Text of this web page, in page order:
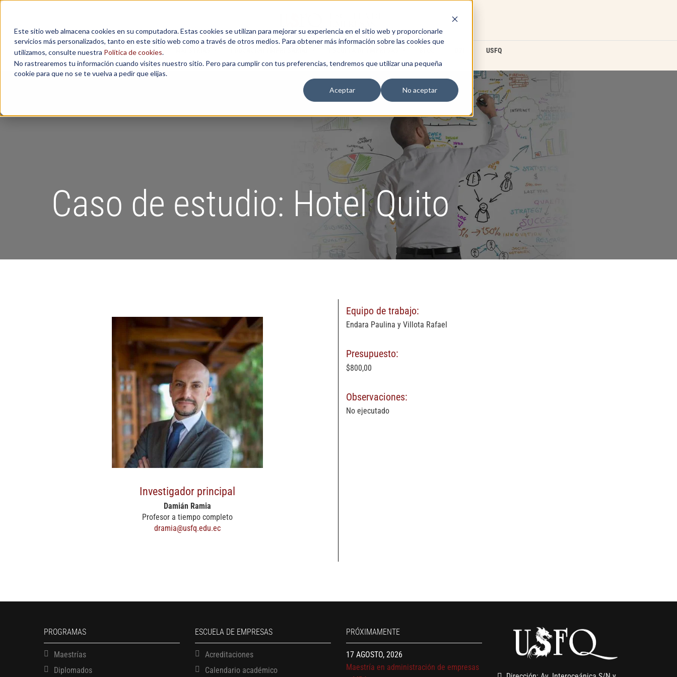
Este sitio web almacena cookies en su computadora. Estas cookies se utilizan para mejorar su experiencia en el sitio web y proporcionarle
servicios más personalizados, tanto en este sitio web como a través de otros medios. Para obtener más información sobre las cookies que
utilizamos, consulte nuestra Política de cookies.
No rastrearemos tu información cuando visites nuestro sitio. Pero para cumplir con tus preferencias, tendremos que utilizar una pequeña
cookie para que no se te vuelva a pedir que elijas.
Aceptar
No aceptar
USFQ
Caso de estudio: Hotel Quito
Investigador principal
Damián Ramia
Profesor a tiempo completo
dramia@usfq.edu.ec
Equipo de trabajo:
Endara Paulina y Villota Rafael
Presupuesto:
$800,00
Observaciones:
No ejecutado
PROGRAMAS
Maestrías
Diplomados
ESCUELA DE EMPRESAS
Acreditaciones
Calendario académico
PRÓXIMAMENTE
13 AGOSTO, 2026
Gerencia de empresas familiares
17 AGOSTO, 2026
Maestría en administración de empresas
– MBA